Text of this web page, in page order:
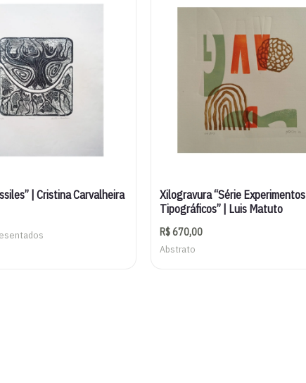
| Cristina Carvalheira
Xilogravura “Série Experimentos
Tipográficos” | Luis Matuto
R$670,00
Abstrato